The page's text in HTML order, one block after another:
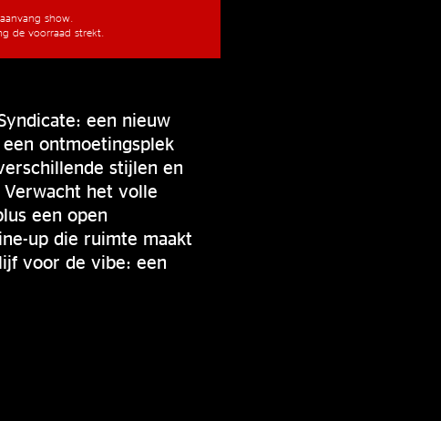
show.
de voorraad strekt.
een nieuw
ontmoetingsplek
stijlen en
het volle
een open
up die ruimte maakt
voor de vibe: een